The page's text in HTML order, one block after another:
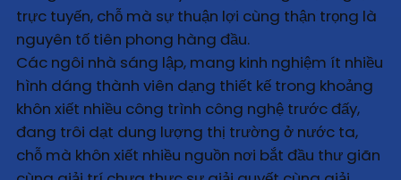
trực tuyến, chỗ mà sự thuận lợi cùng thận trọng là
nguyên tố tiên phong hàng đầu.
Các ngôi nhà sáng lập, mang kinh nghiệm ít nhiều
hình dáng thành viên dạng thiết kế trong khoảng
khôn xiết nhiều công trình công nghệ trước đấy,
đang trôi dạt dung lượng thị trường ở nước ta,
chỗ mà khôn xiết nhiều nguồn nơi bắt đầu thư giãn